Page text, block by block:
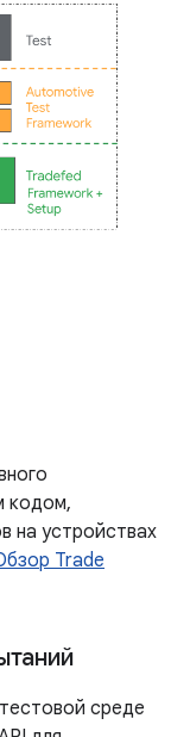
кодом,
на устройствах
Trade
среде